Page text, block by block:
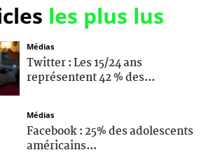
les plus lus
Médias
Twitter : Les 15/24 ans
représentent 42 % des...
Médias
Facebook : 25% des adolescents
américains...